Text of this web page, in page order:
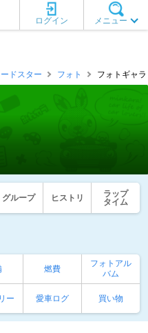
メニュー
ログイン
ードスター フォト フォトギャ
グループ ヒストリ
ラップ
タイム
燃費
フォトアル
バム
ー 愛車ログ 買い物